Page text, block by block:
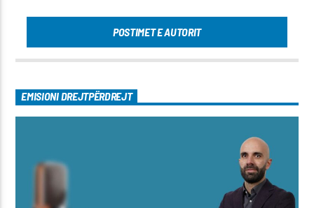
POSTIMET E AUTORIT
EMISIONI DREJTPËRDREJT